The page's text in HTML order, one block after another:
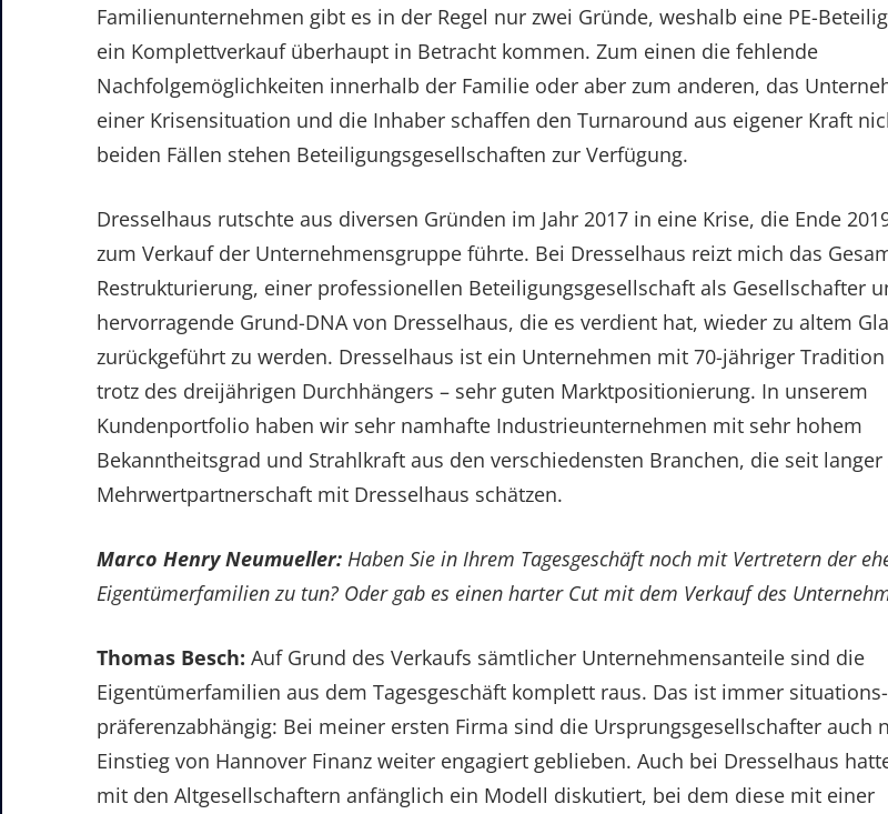
Familienunternehmen gibt es in der Regel nur zwei Gründe, weshalb eine PE-
ein Komplettverkauf überhaupt in Betracht kommen. Zum einen die fehlende
Nachfolgemöglichkeiten innerhalb der Familie oder aber zum anderen, das
einer Krisensituation und die Inhaber schaffen den Turnaround aus eigener Kraft
beiden Fällen stehen Beteiligungsgesellschaften zur Verfügung.
Dresselhaus rutschte aus diversen Gründen im Jahr 2017 in eine Krise, die Ende
zum Verkauf der Unternehmensgruppe führte. Bei Dresselhaus reizt mich das
Restrukturierung, einer professionellen Beteiligungsgesellschaft als Gesellschafter
hervorragende Grund-DNA von Dresselhaus, die es verdient hat, wieder zu altem
zurückgeführt zu werden. Dresselhaus ist ein Unternehmen mit 70-jähriger
trotz des dreijährigen Durchhängers – sehr guten Marktpositionierung. In unserem
Kundenportfolio haben wir sehr namhafte Industrieunternehmen mit sehr hohem
Bekanntheitsgrad und Strahlkraft aus den verschiedensten Branchen, die seit
Mehrwertpartnerschaft mit Dresselhaus schätzen.
Marco Henry Neumueller: Haben Sie in Ihrem Tagesgeschäft noch mit Vertretern der
Eigentümerfamilien zu tun? Oder gab es einen harter Cut mit dem Verkauf des
Thomas Besch: Auf Grund des Verkaufs sämtlicher Unternehmensanteile sind die
Eigentümerfamilien aus dem Tagesgeschäft komplett raus. Das ist immer
präferenzabhängig: Bei meiner ersten Firma sind die Ursprungsgesellschafter auch
Einstieg von Hannover Finanz weiter engagiert geblieben. Auch bei Dresselhaus
mit den Altgesellschaftern anfänglich ein Modell diskutiert, bei dem diese mit einer